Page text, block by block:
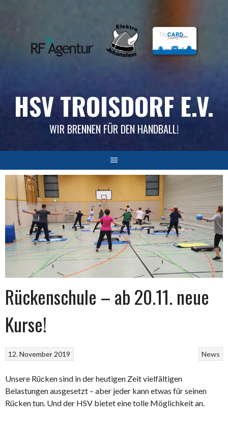
HSV TROISDORF E.V.
WIR BRENNEN FÜR DEN HANDBALL!
Rückenschule – ab 20.11. neue
Kurse!
News
12. November 2019
Unsere Rücken sind in der heutigen Zeit vielfältigen
Belastungen ausgesetzt – aber jeder kann etwas für seinen
Rücken tun. Und der HSV bietet eine tolle Möglichkeit an.